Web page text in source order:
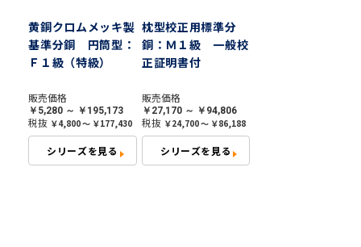
黄銅クロムメッキ製
基準分銅 円筒型：
Ｆ１級（特級）
販売価格
￥5,280 ～ ￥195,173
税抜 ￥4,800 ～ ￥177,430
シリーズを見る
枕型校正用標準分
銅：Ｍ１級 一般校
正証明書付
販売価格
￥27,170 ～ ￥94,806
税抜 ￥24,700 ～ ￥86,188
シリーズを見る